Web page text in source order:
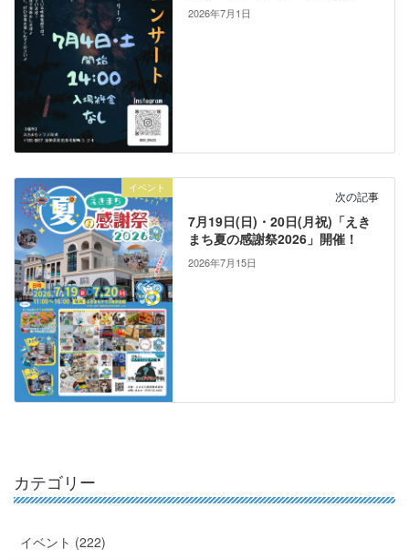
2026年7月1日
イベント
次の記事
7月19日(日)・20日(月祝)「えき
まち夏の感謝祭2026」開催！
2026年7月15日
カテゴリー
イベント (222)